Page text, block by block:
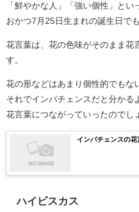
「鮮やかな人」「強い個性」と
おかつ7月25日生まれの誕生日で
花言葉は、花の色味がそのまま花
す。
花の形などはあまり個性的でもな
それでインパチェンスだと分かる
花言葉につながっていったのでし
インパチェンスの
ハイビスカス